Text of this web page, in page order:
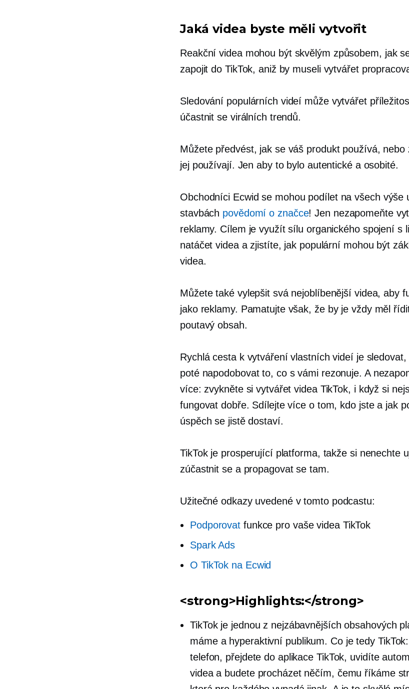
Jaká videa byste měli vytvořit
Reakční videa mohou být skvělým způsobem, jak
zapojit do TikTok, aniž by museli vytvářet
Sledování populárních videí může vytvářet
účastnit se virálních trendů.
Můžete předvést, jak se váš produkt používá,
jej používají. Jen aby to bylo autentické a osobité.
Obchodníci Ecwid se mohou podílet na všech výše
stavbách povědomí o značce! Jen nezapomeňte
reklamy. Cílem je využít sílu organického spojení s
natáčet videa a zjistíte, jak populární mohou být
videa.
Můžete také vylepšit svá nejoblíbenější videa, aby
jako reklamy. Pamatujte však, že by je vždy měl
poutavý obsah.
Rychlá cesta k vytváření vlastních videí je
poté napodobovat to, co s vámi rezonuje. A
více: zvykněte si vytvářet videa TikTok, i když si
fungovat dobře. Sdílejte více o tom, kdo jste a jak
úspěch se jistě dostaví.
TikTok je prosperující platforma, takže si nenechte
zúčastnit se a propagovat se tam.
Užitečné odkazy uvedené v tomto podcastu:
Podporovat funkce pro vaše videa TikTok
Spark Ads
O TikTok na Ecwid
<strong>Highlights:</strong>
TikTok je jednou z nejzábavnějších obsahových
máme a hyperaktivní publikum. Co je tedy
telefon, přejdete do aplikace TikTok, uvidíte
videa a budete procházet něčím, čemu říkáme